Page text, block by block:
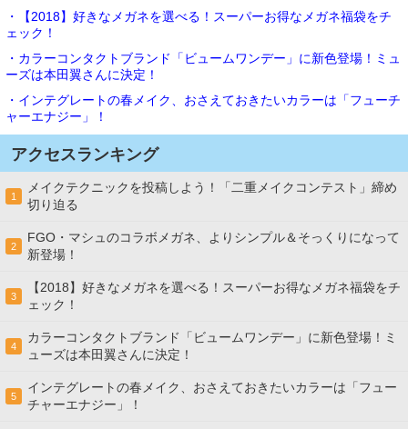
・【2018】好きなメガネを選べる！スーパーお得なメガネ福袋をチ
ェック！
・カラーコンタクトブランド「ビュームワンデー」に新色登場！ミュ
ーズは本田翼さんに決定！
・インテグレートの春メイク、おさえておきたいカラーは「フューチ
ャーエナジー」！
アクセスランキング
1
メイクテクニックを投稿しよう！「二重メイクコンテスト」締め
切り迫る
2
FGO・マシュのコラボメガネ、よりシンプル＆そっくりになって
新登場！
3
【2018】好きなメガネを選べる！スーパーお得なメガネ福袋をチ
ェック！
4
カラーコンタクトブランド「ビュームワンデー」に新色登場！ミ
ューズは本田翼さんに決定！
5
インテグレートの春メイク、おさえておきたいカラーは「フュー
チャーエナジー」！